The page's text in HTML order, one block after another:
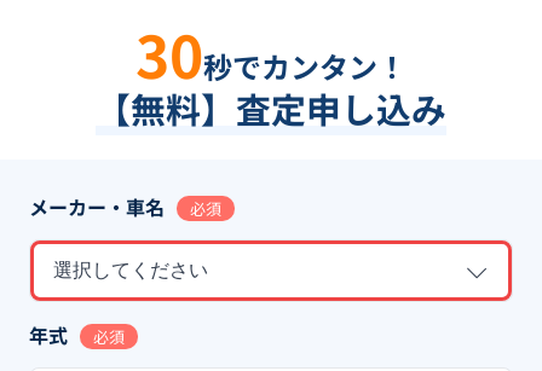
30秒でカンタン！
【無料】査定申し込み
メーカー・車名 必須
選択してください
年式 必須